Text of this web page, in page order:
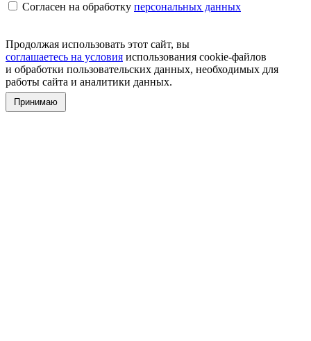
Согласен на обработку персональных данных
Продолжая использовать этот сайт, вы
соглашаетесь на условия использования cookie-файлов
и обработки пользовательских данных, необходимых для
работы сайта и аналитики данных.
Принимаю